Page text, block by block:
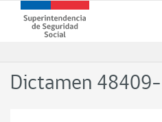
contenido
Superintendencia
de
-
Dictamen